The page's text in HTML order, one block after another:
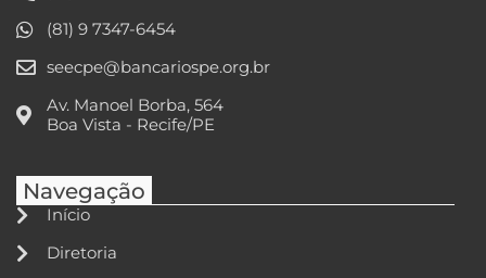
(81) 9 7347-6454
seecpe@bancariospe.org.br
Av. Manoel Borba, 564
Boa Vista - Recife/PE
Navegação
Início
Diretoria